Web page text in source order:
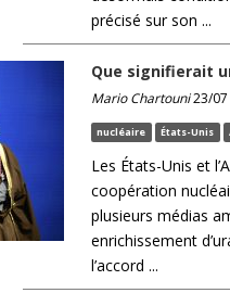
précisé sur son ...
Que signifierait
Mario Chartouni23/07
nucléaire États-Unis
Les États-Unis et
coopération
plusieurs médias
enrichissement
l’accord ...